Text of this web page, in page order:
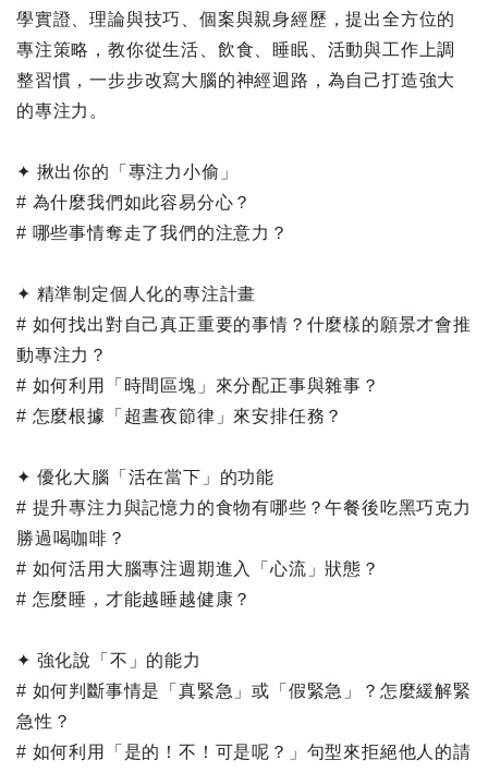
學實證、理論與技巧、個案與親身經歷，提出全方位的
專注策略，教你從生活、飲食、睡眠、活動與工作上調
整習慣，一步步改寫大腦的神經迴路，為自己打造強大
的專注力。
✦ 揪出你的「專注力小偷」
# 為什麼我們如此容易分心？
# 哪些事情奪走了我們的注意力？
✦ 精準制定個人化的專注計畫
# 如何找出對自己真正重要的事情？什麼樣的願景才會推
動專注力？
# 如何利用「時間區塊」來分配正事與雜事？
# 怎麼根據「超晝夜節律」來安排任務？
✦ 優化大腦「活在當下」的功能
# 提升專注力與記憶力的食物有哪些？午餐後吃黑巧克力
勝過喝咖啡？
# 如何活用大腦專注週期進入「心流」狀態？
# 怎麼睡，才能越睡越健康？
✦ 強化說「不」的能力
# 如何判斷事情是「真緊急」或「假緊急」？怎麼緩解緊
急性？
# 如何利用「是的！不！可是呢？」句型來拒絕他人的請